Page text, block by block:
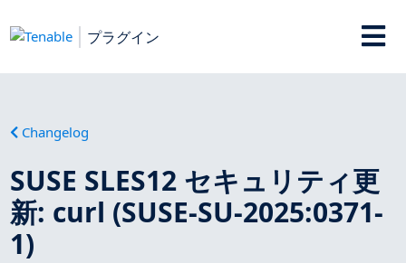
プラグイン
Changelog
SUSE SLES12 セキュリティ更
新: curl (SUSE-SU-2025:0371-
1)